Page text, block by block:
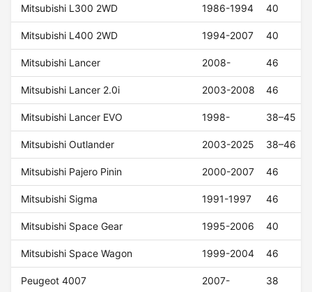
Mitsubishi L300 2WD 1986-1994 40
Mitsubishi L400 2WD 1994-2007 40
Mitsubishi Lancer 2008- 46
Mitsubishi Lancer 2.0i 2003-2008 46
Mitsubishi Lancer EVO 1998- 38–45
Mitsubishi Outlander 2003-2025 38–46
Mitsubishi Pajero Pinin 2000-2007 46
Mitsubishi Sigma 1991-1997 46
Mitsubishi Space Gear 1995-2006 40
Mitsubishi Space Wagon 1999-2004 46
Peugeot 4007 2007- 38